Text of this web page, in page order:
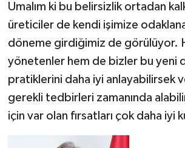
Umalım ki bu belirsizlik ortadan
üreticiler de kendi işimize
döneme girdiğimiz de görülüyor.
yönetenler hem de bizler bu yeni
pratiklerini daha iyi anlayabilirsek
gerekli tedbirleri zamanında
için var olan fırsatları çok daha iyi